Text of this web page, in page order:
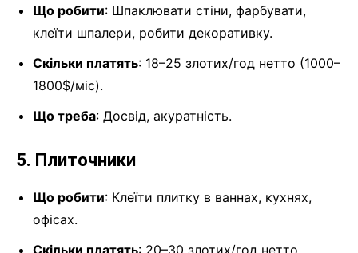
Що робити: Шпаклювати стіни, фарбувати,
клеїти шпалери, робити декоративку.
Скільки платять: 18–25 злотих/год нетто (1000–
1800$/міс).
Що треба: Досвід, акуратність.
5. Плиточники
Що робити: Клеїти плитку в ваннах, кухнях,
офісах.
Скільки платять: 20–30 злотих/год нетто